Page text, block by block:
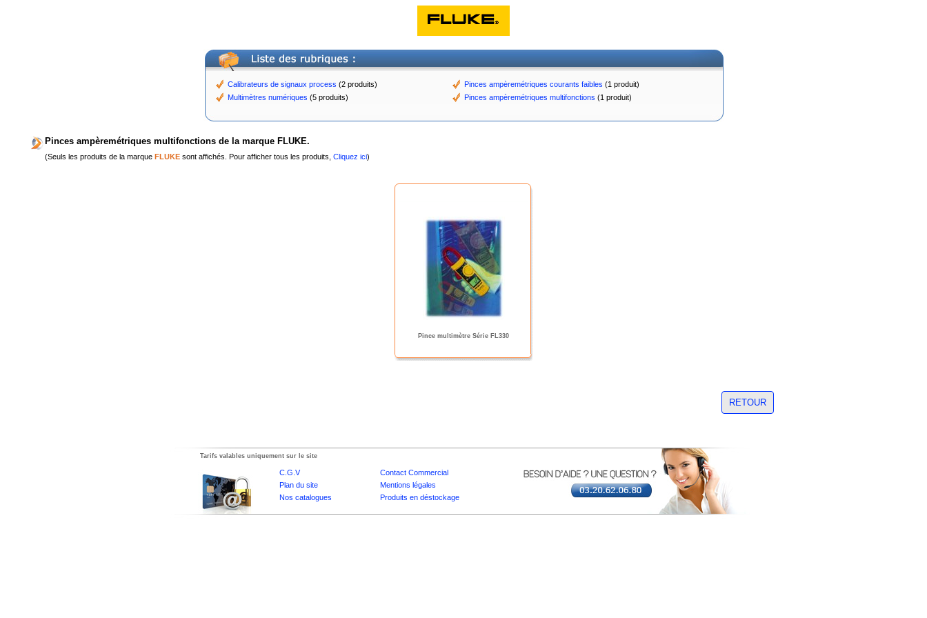
Calibrateurs de signaux process (2 produits) Pinces ampèremétriques courants faibles (1 produit)
Multimètres numériques (5 produits) Pinces ampèremétriques multifonctions (1 produit)
Pinces ampèremétriques multifonctions de la marque FLUKE.
(Seuls les produits de la marque FLUKE sont affichés. Pour afficher tous les produits, Cliquez ici)
Pince multimètre Série FL330
RETOUR
Tarifs valables uniquement sur le site
C.G.V
Contact Commercial
Plan du site
Mentions légales
Nos catalogues
Produits en déstockage